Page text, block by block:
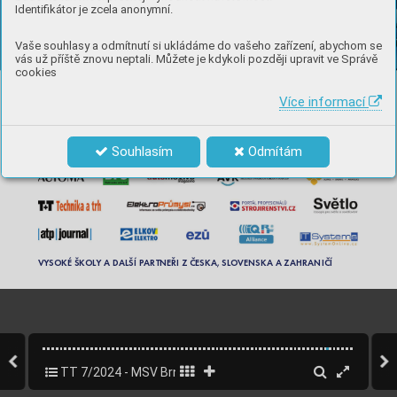
Identifikátor je zcela anonymní.
Vaše souhlasy a odmítnutí si ukládáme do vašeho zařízení, abychom se
vás už příště znovu neptali. Můžete je kdykoli později upravit ve Správě
cookies
Více informací
Souhlasím Odmítám
VYSOKÉ ŠKOLY A DALŠÍ PARTNEŘI Z ČESKA, SLOVENSKA A ZAHRANIČÍ
pořádá
TT 7/2024 - MSV Brno 61